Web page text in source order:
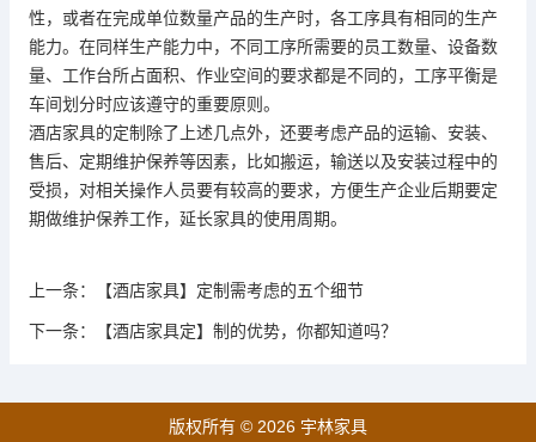
性，或者在完成单位数量产品的生产时，各工序具有相同的生产
能力。在同样生产能力中，不同工序所需要的员工数量、设备数
量、工作台所占面积、作业空间的要求都是不同的，工序平衡是
车间划分时应该遵守的重要原则。
酒店家具的定制除了上述几点外，还要考虑产品的运输、安装、
售后、定期维护保养等因素，比如搬运，输送以及安装过程中的
受损，对相关操作人员要有较高的要求，方便生产企业后期要定
期做维护保养工作，延长家具的使用周期。
上一条： 【酒店家具】定制需考虑的五个细节
下一条： 【酒店家具定】制的优势，你都知道吗？
版权所有 © 2026 宇林家具